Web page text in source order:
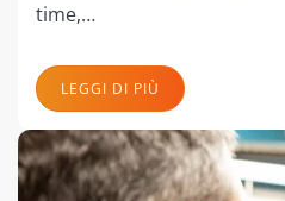
time,…
LEGGI DI PIÙ